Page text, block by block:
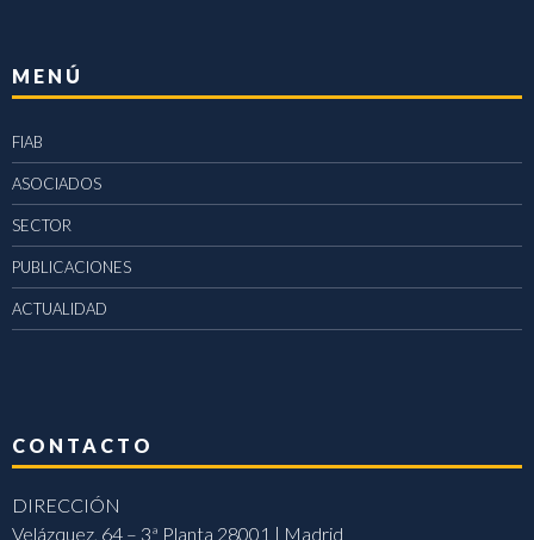
MENÚ
FIAB
ASOCIADOS
SECTOR
PUBLICACIONES
ACTUALIDAD
CONTACTO
DIRECCIÓN
Velázquez, 64 – 3ª Planta 28001 | Madrid